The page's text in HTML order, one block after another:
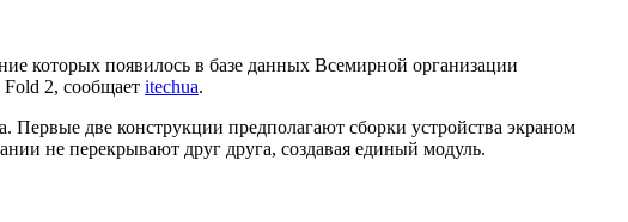
которых появилось в базе данных Всемирной организации
Fold 2, сообщает itechua.
Первые две конструкции предполагают сборки устройства экраном
не перекрывают друг друга, создавая единый модуль.